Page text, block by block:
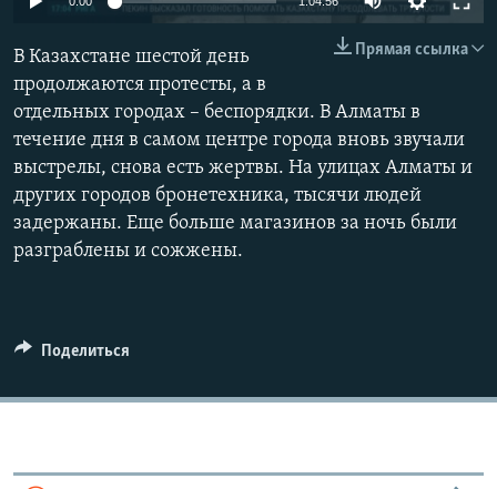
360p
480p
1080p
Прямая ссылка
В Казахстане шестой день
продолжаются протесты, а в
отдельных городах – беспорядки. В Алматы в
течение дня в самом центре города вновь звучали
выстрелы, снова есть жертвы. На улицах Алматы и
других городов бронетехника, тысячи людей
задержаны. Еще больше магазинов за ночь были
разграблены и сожжены.
Поделиться